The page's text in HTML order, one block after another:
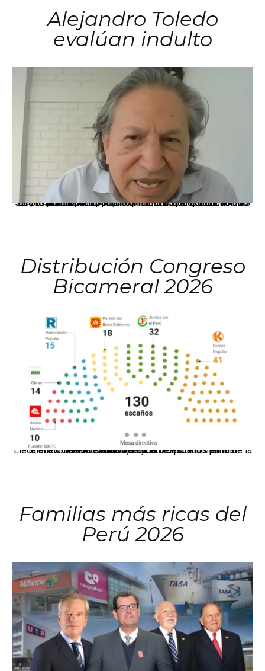
Alejandro Toledo
evalúan indulto
La presidenta Keiko Fujimori informó que la solicitud de indulto presentada por el expresidente Alejandro Toledo será evaluada por la Comisión de Gracias Presidenciales conforme al procedimiento establecido.
Distribución Congreso
Bicameral 2026
El JNE oficializó la distribución de escaños para la elección de 60 senadores y 130 diputados en las Elecciones Generales 2026, tras el restablecimiento de la Bicameralidad.
Familias más ricas del
Perú 2026